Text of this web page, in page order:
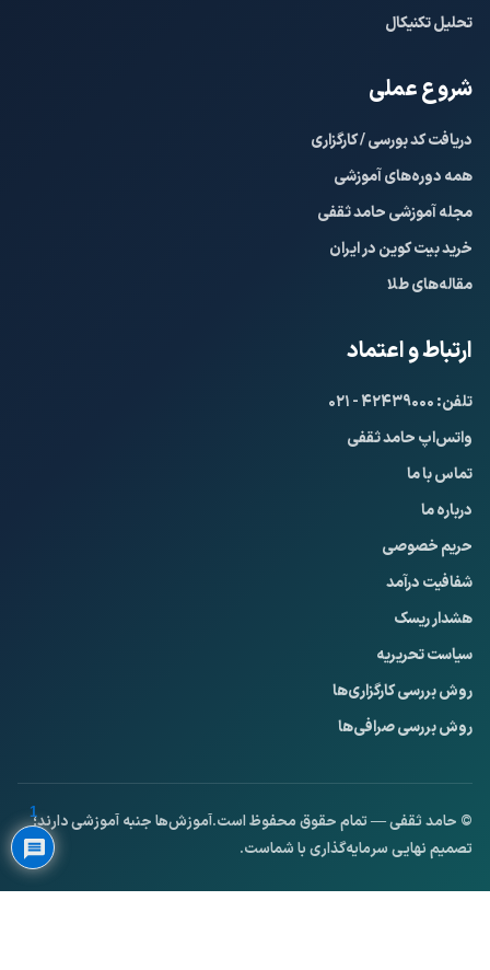
تحلیل تکنیکال
شروع عملی
دریافت کد بورسی / کارگزاری
همه دوره‌های آموزشی
مجله آموزشی حامد ثقفی
خرید بیت کوین در ایران
مقاله‌های طلا
ارتباط و اعتماد
تلفن: ۴۲۴۳۹۰۰۰ - ۰۲۱
واتس‌اپ حامد ثقفی
تماس با ما
درباره ما
حریم خصوصی
شفافیت درآمد
هشدار ریسک
سیاست تحریریه
روش بررسی کارگزاری‌ها
روش بررسی صرافی‌ها
© حامد ثقفی — تمام حقوق محفوظ است.آموزش‌ها جنبه آموزشی دارند؛
تصمیم نهایی سرمایه‌گذاری با شماست.
1